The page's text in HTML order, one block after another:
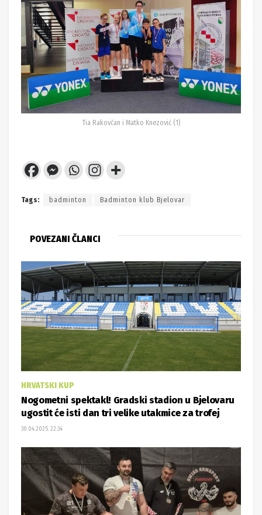
Tia Rakovčan i Matko Knezović (1)
Tags: badminton Badminton klub Bjelovar
POVEZANI ČLANCI
HRVATSKI KUP
Nogometni spektakl! Gradski stadion u Bjelovaru
ugostit će isti dan tri velike utakmice za trofej
30.04.2025. 22:34